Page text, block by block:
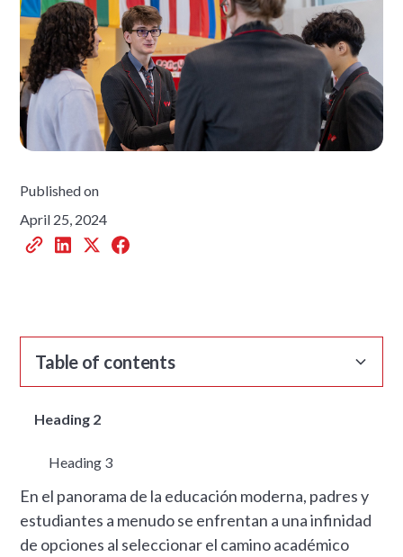
Published on
April 25, 2024
Table of contents
Heading 2
Heading 3
En el panorama de la educación moderna, padres y
estudiantes a menudo se enfrentan a una infinidad
de opciones al seleccionar el camino académico